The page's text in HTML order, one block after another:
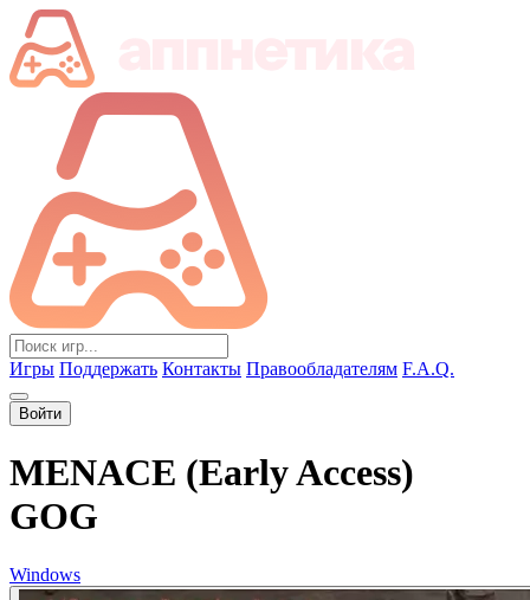
Игры Поддержать Контакты Правообладателям F.A.Q.
Войти
MENACE (Early Access)
GOG
Windows